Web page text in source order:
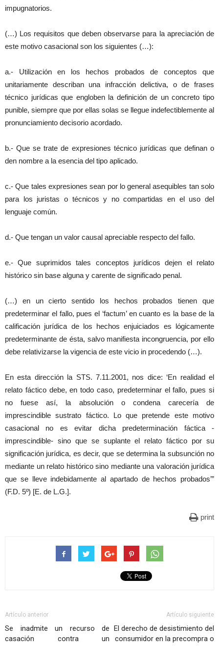
impugnatorios.
(…) Los requisitos que deben observarse para la apreciación de
este motivo casacional son los siguientes (…):
a.- Utilización en los hechos probados de conceptos que
unitariamente describan una infracción delictiva, o de frases
técnico jurídicas que engloben la definición de un concreto tipo
punible, siempre que por ellas solas se llegue indefectiblemente al
pronunciamiento decisorio acordado.
b.- Que se trate de expresiones técnico jurídicas que definan o
den nombre a la esencia del tipo aplicado.
c.- Que tales expresiones sean por lo general asequibles tan solo
para los juristas o técnicos y no compartidas en el uso del
lenguaje común.
d.- Que tengan un valor causal apreciable respecto del fallo.
e.- Que suprimidos tales conceptos jurídicos dejen el relato
histórico sin base alguna y carente de significado penal.
(…) en un cierto sentido los hechos probados tienen que
predeterminar el fallo, pues el ‘factum’ en cuanto es la base de la
calificación jurídica de los hechos enjuiciados es lógicamente
predeterminante de ésta, salvo manifiesta incongruencia, por ello
debe relativizarse la vigencia de este vicio in procedendo (…).
En esta dirección la STS. 7.11.2001, nos dice: ‘En realidad el
relato fáctico debe, en todo caso, predeterminar el fallo, pues si
no fuese así, la absolución o condena carecería de
imprescindible sustrato fáctico. Lo que pretende este motivo
casacional no es evitar dicha predeterminación fáctica -
imprescindible- sino que se suplante el relato fáctico por su
significación jurídica, es decir, que se determina la subsunción no
mediante un relato histórico sino mediante una valoración jurídica
que se lleve indebidamente al apartado de hechos probados’”
(F.D. 5º) [E. de L.G.].
print
Artículo anterior
Se inadmite un recurso de
casación contra un
Artículo siguiente
El derecho de desistimiento del
consumidor en la precompra o